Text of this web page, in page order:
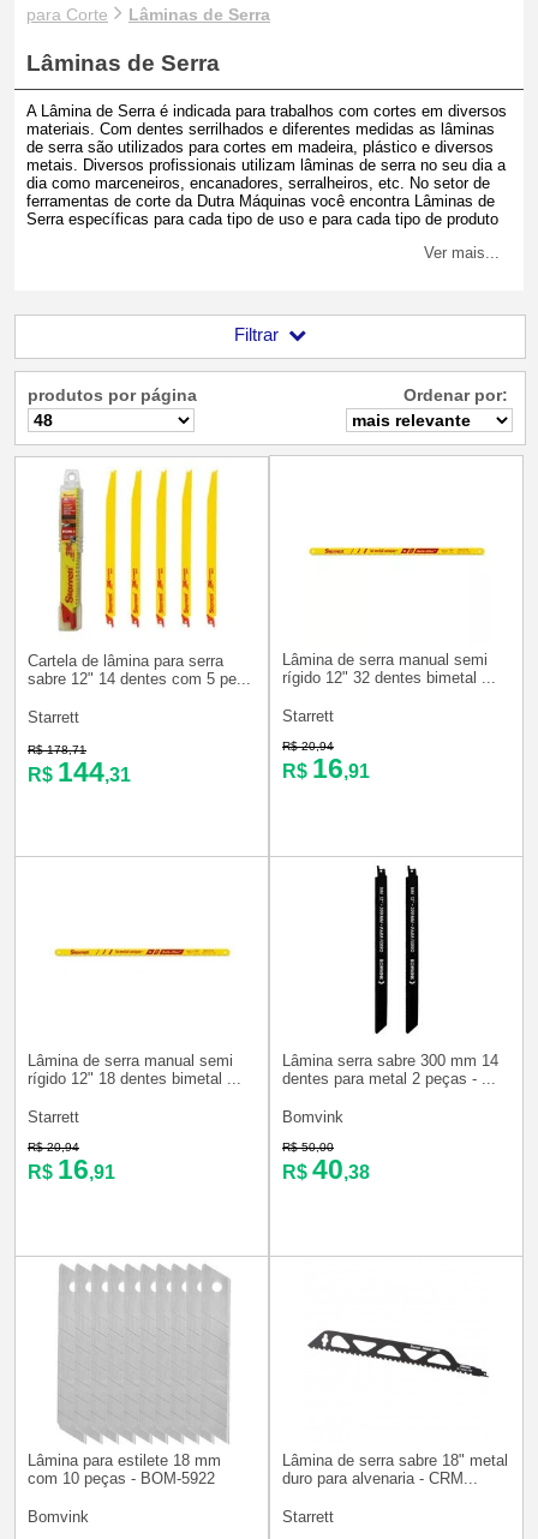
para Corte
Lâminas de Serra
Lâminas de Serra
A Lâmina de Serra é indicada para trabalhos com cortes em diversos
materiais. Com dentes serrilhados e diferentes medidas as lâminas
de serra são utilizados para cortes em madeira, plástico e diversos
metais. Diversos profissionais utilizam lâminas de serra no seu dia a
dia como marceneiros, encanadores, serralheiros, etc. No setor de
ferramentas de corte da Dutra Máquinas você encontra Lâminas de
Serra específicas para cada tipo de uso e para cada tipo de produto
Ver mais...
Filtrar
produtos por página Ordenar por:
Cartela de lâmina para serra
sabre 12" 14 dentes com 5 pe...
Starrett
R$ 178,71
R$ 144,31
Lâmina de serra manual semi
rígido 12" 32 dentes bimetal ...
Starrett
R$ 20,94
R$ 16,91
Lâmina de serra manual semi
rígido 12" 18 dentes bimetal ...
Starrett
R$ 20,94
R$ 16,91
Lâmina serra sabre 300 mm 14
dentes para metal 2 peças - ...
Bomvink
R$ 50,00
R$ 40,38
Lâmina para estilete 18 mm
com 10 peças - BOM-5922
Bomvink
Lâmina de serra sabre 18" metal
duro para alvenaria - CRM...
Starrett